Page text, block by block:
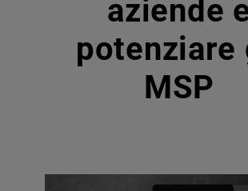
aziende
potenziare
MSP